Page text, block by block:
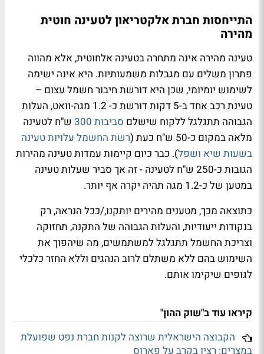
התייחסות חברת אלקטריאון לטעינה חוטית
מהירה
טעינה מהירה אינה מתחרה בטעינה אלחוטית, אלא מהווה
פתרון משלים עם מגבלות משמעותיות. היא אינה ישימה
לשימוש יומיומי, שכן היא דורשת חיבור חשמל עצום –
טעינת רכב אחד ב-5 דקות דורשת כ- 1.2 מגה-וואט
, העלות
הגבוהה תתגלגל ללקוח שישלם סביבות
ש"ח לטעינה
מלאה במקום כ-50 ש"ח כעת (
רשת החשמל עלויות טעינה
בשעות שיא ושפל). כבר כיום קיימות עמדות טעינה מהירות
הגובות כ-250 ש"ח לטעינה - זה אך סביר שעלות טעינה
במטען של כ-1.2 מגה תהיה יקרה אף יותר.
כתוצאה מכך, מטענים מהירים יותקנו,/ככל הנראה, רק
בנקודות ייעודיות, והעלות הגבוהה של התקנה, תחזוקה
וצריכת החשמל תתגלגל למשתמשים, מה שיהפוך את
השימוש בהם ללא משתלם לרוב הנהגים וללא החזר כלכלי
לגופים שיקימו אותם.
קיראו עוד ב"שוק ההון"
הקבוצה הישראלית שרוצה לקנות חברת נפט שפועלת
במצרים: רציו בקרב על פארוס